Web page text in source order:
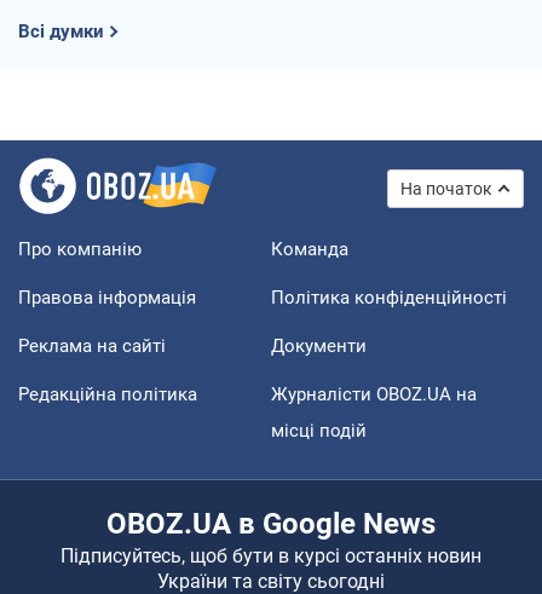
Всі думки
На початок
Про компанію Команда
Правова інформація Політика конфіденційності
Реклама на сайті Документи
Редакційна політика
Журналісти OBOZ.UA на
місці подій
OBOZ.UA в Google News
Підписуйтесь, щоб бути в курсі останніх новин
України та світу сьогодні